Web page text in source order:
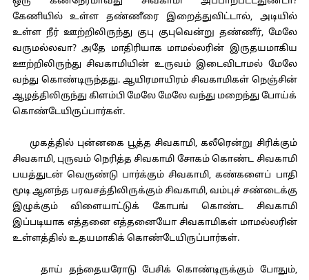
கேணியில் உள்ள தண்ணீரை இறைத்துவிட்டால், அடியில்
உள்ள நீர் ஊற்றிலிருந்து குபு குபுவென்று தண்ணீர், மேலே
வருமல்லவா? அதே மாதிரியாக மாமல்லரின் இருதயமாகிய
ஊற்றிலிருந்து சிவகாமியின் உருவம் இடைவிடாமல் மேலே
வந்து கொண்டிருந்தது. ஆயிரமாயிரம் சிவகாமிகள் நெஞ்சின்
ஆழத்திலிருந்து கிளம்பி மேலே மேலே வந்து மறைந்து போய்க்
கொண்டேயிருப்பார்கள்.
முகத்தில் புன்னகை பூத்த சிவகாமி, கலீரென்று சிரிக்கும்
சிவகாமி, புருவம் நெரித்த சிவகாமி சோகம் கொண்ட சிவகாமி
பயத்துடன் வெருண்டு பார்க்கும் சிவகாமி, கண்களைப் பாதி
மூடி ஆனந்த பரவசத்திலிருக்கும் சிவகாமி, வம்புச் சண்டைக்கு
இழுக்கும் விளையாட்டுக் கோபங் கொண்ட சிவகாமி
இப்படியாக எத்தனை எத்தனையோ சிவகாமிகள் மாமல்லரின்
உள்ளத்தில் உதயமாகிக் கொண்டேயிருப்பார்கள்.
தாய் தந்தையரோடு பேசிக் கொண்டிருக்கும் போதும்,